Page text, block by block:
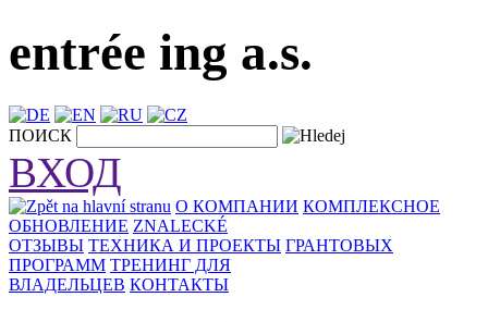
entrée ing a.s.
ПОИСК
ВХОД
О КОМПАНИИ КОМПЛЕКСНОE
ОБНОВЛЕНИЕ ZNALECKÉ
ОТЗЫВЫ ТЕХНИКА И ПРОЕКТЫ ГРАНТОВЫХ
ПРОГРАММ ТРЕНИНГ ДЛЯ
ВЛАДЕЛЬЦЕВ КОНТАКТЫ